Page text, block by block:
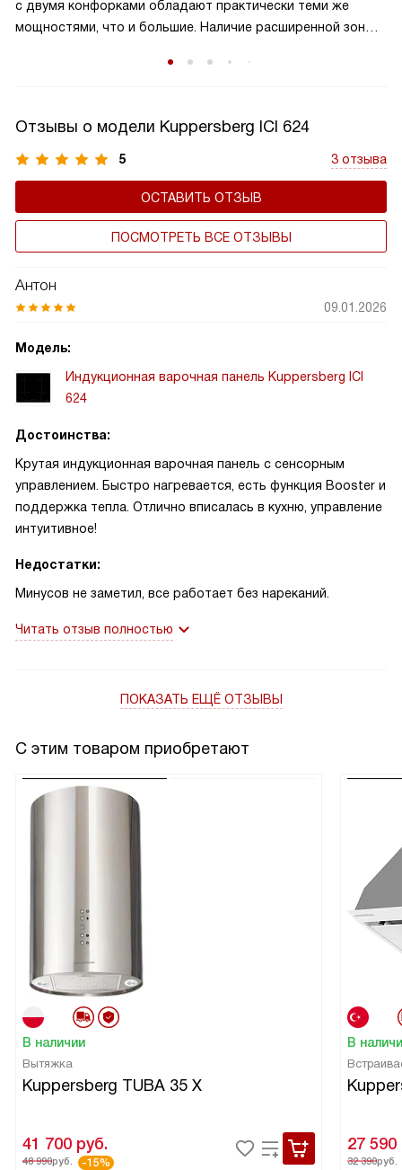
расположение посуды, что делает её идеальной для
семейного использования.
с двумя конфорками обладают практически теми же
мощностями, что и большие. Наличие расширенной зоны
этот режим, плита автоматически определит площадь
нагрева и равномерно распределит тепло по диаметру
дна посуды.
Отзывы о модели Kuppersberg ICI 624
5 3 отзыва
ОСТАВИТЬ ОТЗЫВ
ПОСМОТРЕТЬ ВСЕ ОТЗЫВЫ
Антон
09.01.2026
Модель:
Индукционная варочная панель Kuppersberg ICI
624
Достоинства:
Крутая индукционная варочная панель с сенсорным
управлением. Быстро нагревается, есть функция Booster и
поддержка тепла. Отлично вписалась в кухню, управление
интуитивное!
Недостатки:
Минусов не заметил, все работает без нареканий.
Читать отзыв полностью
ПОКАЗАТЬ ЕЩЁ ОТЗЫВЫ
С этим товаром приобретают
В наличии
Вытяжка
Kuppersberg TUBA 35 X
41 700 руб.
48 990руб. -15%
В
27 590
32 390руб.